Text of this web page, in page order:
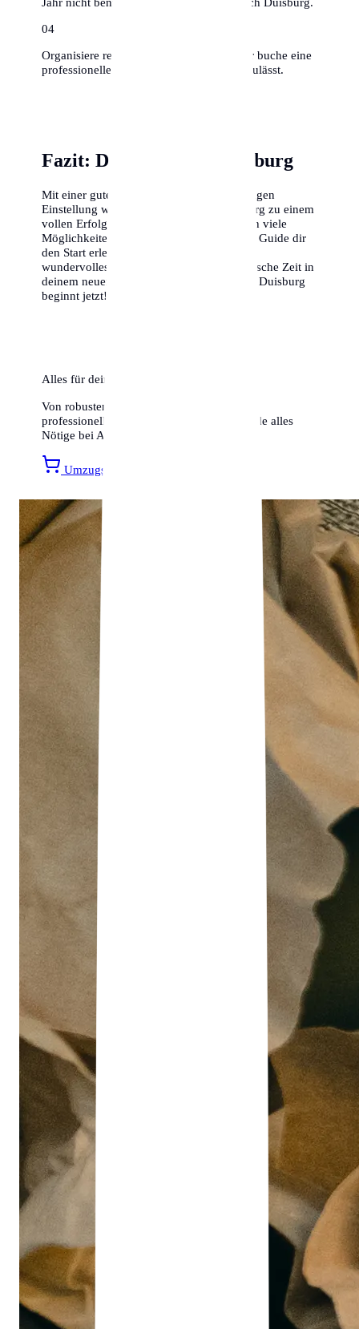
04
Organisiere rechtzeitig Umzugshelfer oder buche eine
professionelle Firma, falls das Budget es zulässt.
Fazit: Dein Erfolg in Duisburg
Mit einer guten Vorbereitung und der richtigen
Einstellung wird dein Umzug nach Duisburg zu einem
vollen Erfolg. Die Stadt bietet dir unendlich viele
Möglichkeiten, und wir hoffen, dass dieser Guide dir
den Start erleichtert. Wir wünschen dir ein
wundervolles Ankommen und eine fantastische Zeit in
deinem neuen Zuhause. Dein Abenteuer in Duisburg
beginnt jetzt!
Alles für deinen Umzug
Von robusten Umzugskartons bis hin zu
professionellen Transportsicherungen – finde alles
Nötige bei Amazon.
Umzugsmaterial entdecken »